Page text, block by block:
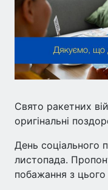
Свято ракетних
оригінальні
День соціального
листопада.
побажання з